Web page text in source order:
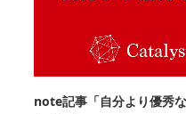
note記事「自分より優秀